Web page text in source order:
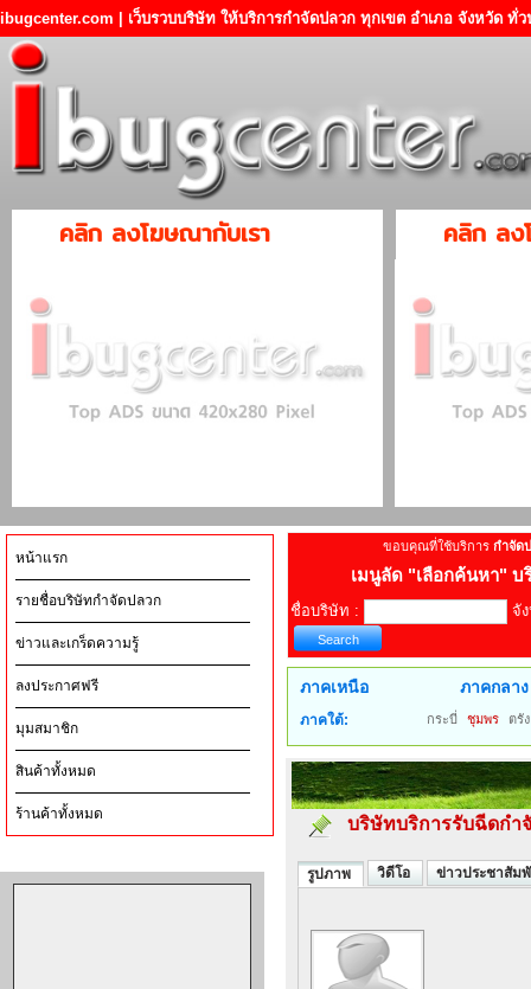
ibugcenter.com | เว็บรวบบริษัท ให้บริการกำจัดปลวก ทุกเขต อำเภอ จังหวัด ทั่
คลิก ลงโฆษณากับเรา คลิก ลง
หน้าแรก
รายชื่อบริษัทกำจัดปลวก
ข่าวและเกร็ดความรู้
ลงประกาศฟรี
มุมสมาชิก
สินค้าทั้งหมด
ร้านค้าทั้งหมด
ขอบคุณที่ใช้บริการ กำจัด
เมนูลัด "เลือกค้นหา" บ
ชื่อบริษัท : จั
ภาคเหนือ ภาคกลาง
ภาคใต้: กระบี่ ชุมพร ตรัง
บริษัทบริการรับฉีดกำ
รูปภาพ วิดีโอ ข่าวประชาสัม